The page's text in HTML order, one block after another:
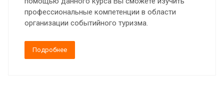
профессиональные компетенции в области
организации событийного туризма.
Подробнее